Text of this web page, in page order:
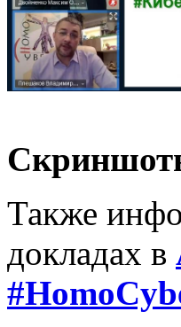
Также
докладах в